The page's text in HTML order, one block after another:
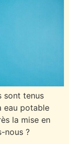
sont tenus
eau potable
la mise en
nous ?